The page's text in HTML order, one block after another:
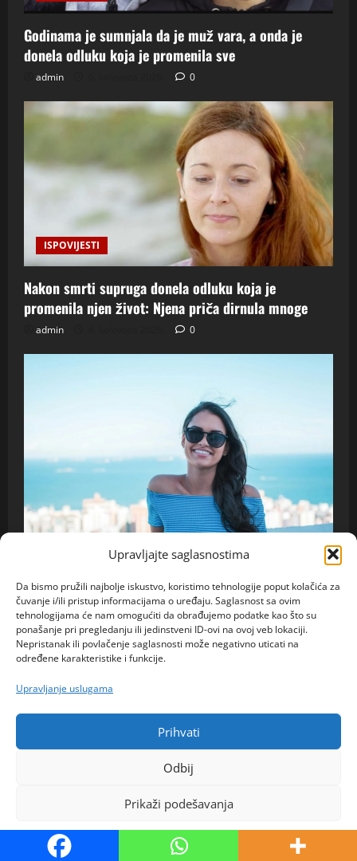
Upravljajte saglasnostima
Da bismo pružili najbolje iskustvo, koristimo tehnologije poput kolačića za
čuvanje i/ili pristup informacijama o uređaju. Saglasnost sa ovim
tehnologijama će nam omogućiti da obrađujemo podatke kao što su
ponašanje pri pregledanju ili jedinstveni ID-ovi na ovoj veb lokaciji.
Nepristanak ili povlačenje saglasnosti može negativno uticati na
određene karakteristike i funkcije.
Upravljanje uslugama
Prihvati
Odbij
Prikaži podešavanja
Politika kolačića
Godinama je sumnjala da je muž vara, a onda je
donela odluku koja je promenila sve
admin 0
ISPOVIJESTI
Nakon smrti supruga donela odluku koja je
promenila njen život: Njena priča dirnula mnoge
admin 0
Ona traži Njega
Esma 39 Sarajevo – Godinama sam čekala pravog
muškarca, možda će baš ova poruka promijeniti moj
život
6. kolovoza 2026.
Copyright ©Saznajemo All rights reserved.
MoreNewsby AF themes.